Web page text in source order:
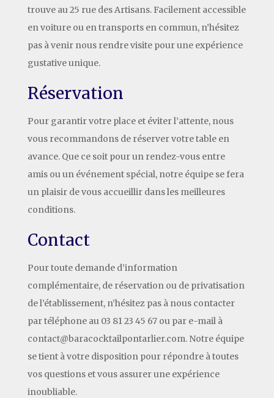
trouve au 25 rue des Artisans. Facilement accessible
en voiture ou en transports en commun, n’hésitez
pas à venir nous rendre visite pour une expérience
gustative unique.
Réservation
Pour garantir votre place et éviter l’attente, nous
vous recommandons de réserver votre table en
avance. Que ce soit pour un rendez-vous entre
amis ou un événement spécial, notre équipe se fera
un plaisir de vous accueillir dans les meilleures
conditions.
Contact
Pour toute demande d’information
complémentaire, de réservation ou de privatisation
de l’établissement, n’hésitez pas à nous contacter
par téléphone au 03 81 23 45 67 ou par e-mail à
contact@baracocktailpontarlier.com. Notre équipe
se tient à votre disposition pour répondre à toutes
vos questions et vous assurer une expérience
inoubliable.